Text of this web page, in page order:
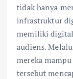
tidak hanya
infrastruktur
memiliki
audiens.
mereka
tersebut